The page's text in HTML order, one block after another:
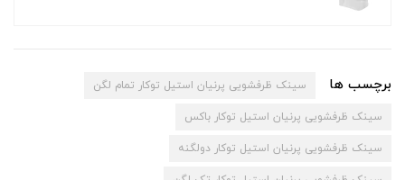
برچسب ها سینک ظرفشویی پرنیان استیل توکار تمام لگن
سینک ظرفشویی پرنیان استیل توکار باکس
سینک ظرفشویی پرنیان استیل توکار دولگنه